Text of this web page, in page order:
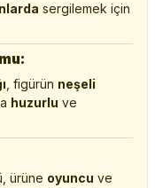
sergilemek için
, figürün neşeli
huzurlu ve
ürüne oyuncu ve